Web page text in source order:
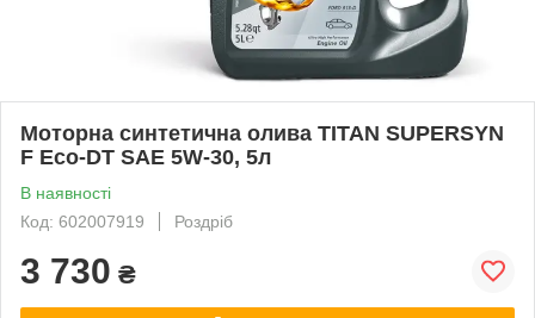
Моторна синтетична олива TITAN SUPERSYN
F Eco-DT SAE 5W-30, 5л
В наявності
Код: 602007919
Роздріб
3 730 ₴